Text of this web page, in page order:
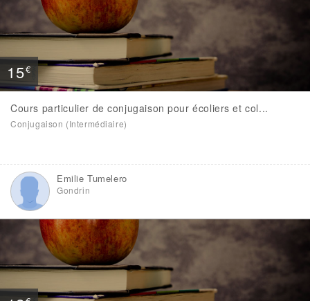
15€
Cours particulier de conjugaison pour écoliers et col...
Conjugaison (Intermédiaire)
Emilie Tumelero
Gondrin